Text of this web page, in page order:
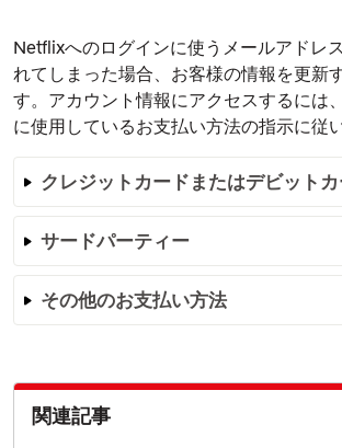
Netflixへのログインに使うメールアドレ
れてしまった場合、お客様の情報を更新
す。アカウント情報にアクセスするには
に使用しているお支払い方法の指示に従い
クレジットカードまたはデビット
サードパーティー
その他のお支払い方法
関連記事